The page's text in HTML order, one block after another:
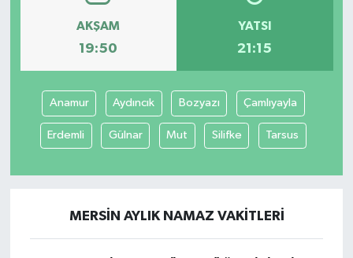
AKŞAM
19:50
YATSI
21:15
Anamur Aydıncık Bozyazı Çamlıyayla
Erdemli Gülnar Mut Silifke Tarsus
MERSIN AYLIK NAMAZ VAKITLERI